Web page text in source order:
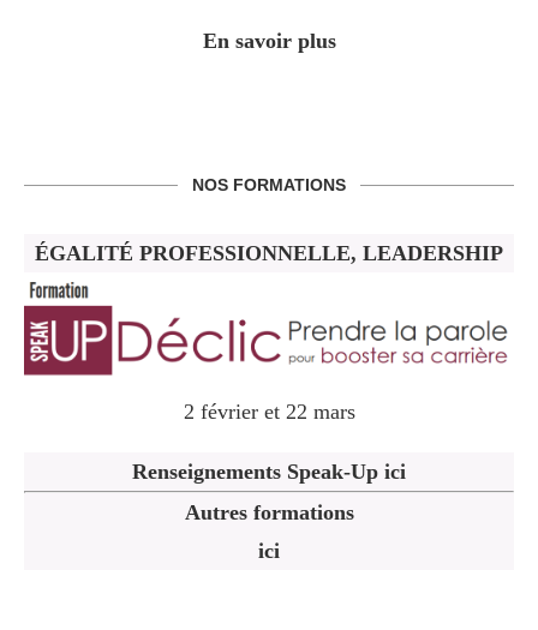
En savoir plus
NOS FORMATIONS
ÉGALITÉ PROFESSIONNELLE, LEADERSHIP
2 février et 22 mars
Renseignements Speak-Up ici
Autres formations
ici